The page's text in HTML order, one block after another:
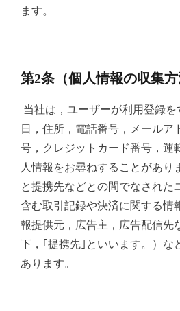
ます。
第2条（個人情報の収集方
当社は，ユーザーが利用登録
日，住所，電話番号，メールア
号，クレジットカード番号，運
人情報をお尋ねすることがあり
と提携先などとの間でなされた
含む取引記録や決済に関する情
報提供元，広告主，広告配信先
下，｢提携先｣といいます。）な
あります。